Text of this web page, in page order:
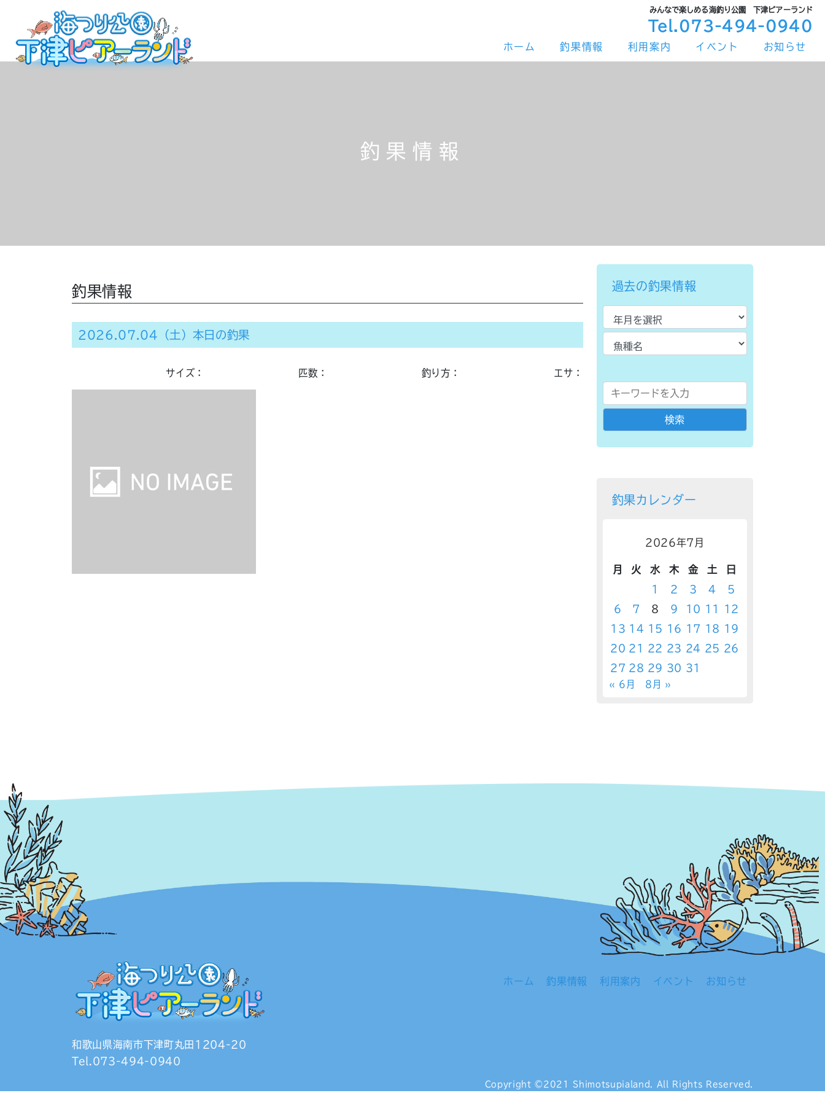
みんなで楽しめる海釣り公園 下津ピアーランド
Tel.073-494-0940
ホーム 釣果情報 利用案内 イベント お知らせ
釣果情報
釣果情報
2026.07.04（土）本日の釣果
サイズ： 匹数： 釣り方： エサ：
過去の釣果情報
釣果カレンダー
2026年7月
月 火 水 木 金 土
日
1
2 3 4
5
6
7 8 9 10 11
12
13 14 15 16 17 18
19
20 21 22 23 24 25
26
27 28 29 30 31
« 6月 8月 »
和歌山県海南市下津町丸田1204-20
Tel.073-494-0940
ホーム 釣果情報 利用案内 イベント お知らせ
Copyright©2021 Shimotsupialand. All Rights Reserved.